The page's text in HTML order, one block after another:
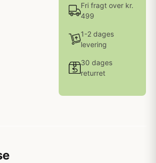
Fri fragt over kr.
499
1-2 dages
levering
30 dages
returret